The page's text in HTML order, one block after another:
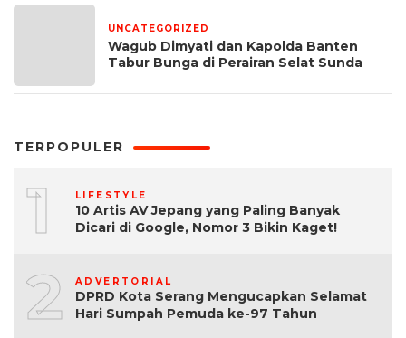
UNCATEGORIZED
Wagub Dimyati dan Kapolda Banten
Tabur Bunga di Perairan Selat Sunda
TERPOPULER
1 LIFESTYLE
10 Artis AV Jepang yang Paling Banyak
Dicari di Google, Nomor 3 Bikin Kaget!
2 ADVERTORIAL
DPRD Kota Serang Mengucapkan Selamat
Hari Sumpah Pemuda ke-97 Tahun